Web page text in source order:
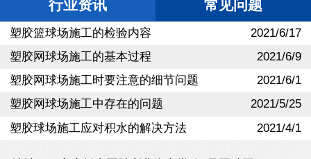
行业资讯 常见问题
2021/6/17
塑胶篮球场施工的检验内容
2021/6/9
塑胶网球场施工的基本过程
2021/6/1
塑胶网球场施工时要注意的细节问题
2021/5/25
塑胶网球场施工中存在的问题
2021/4/1
塑胶球场施工应对积水的解决方法